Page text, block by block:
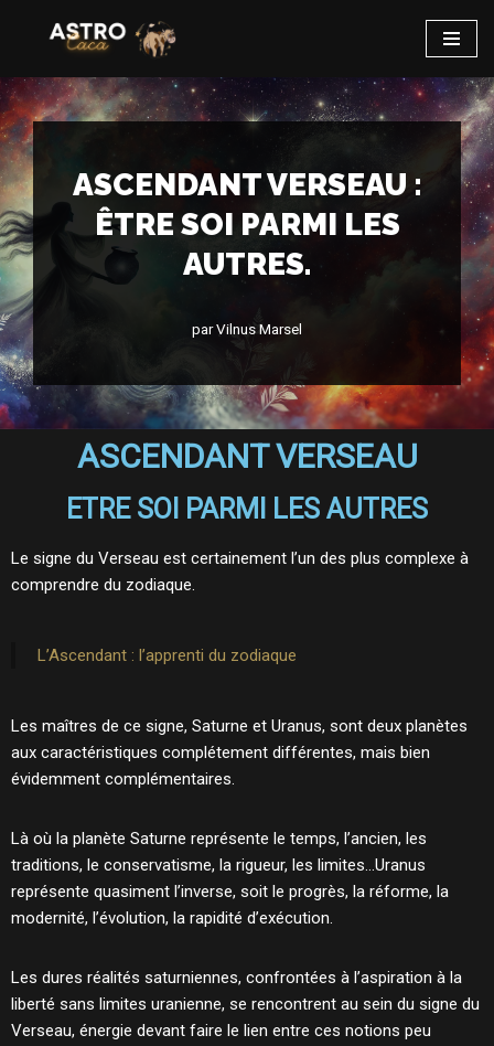
au
contenu
ASCENDANT VERSEAU :
ÊTRE SOI PARMI LES
AUTRES.
parVilnus Marsel
ASCENDANT VERSEAU
ETRE SOI PARMI LES AUTRES
Le signe du Verseau est certainement l’un des plus complexe à
comprendre du zodiaque.
L’Ascendant : l’apprenti du zodiaque
Les maîtres de ce signe, Saturne et Uranus, sont deux planètes
aux caractéristiques complétement différentes, mais bien
évidemment complémentaires.
Là où la planète Saturne représente le temps, l’ancien, les
traditions, le conservatisme, la rigueur, les limites…Uranus
représente quasiment l’inverse, soit le progrès, la réforme, la
modernité, l’évolution, la rapidité d’exécution.
Les dures réalités saturniennes, confrontées à l’aspiration à la
liberté sans limites uranienne, se rencontrent au sein du signe du
Verseau, énergie devant faire le lien entre ces notions peu